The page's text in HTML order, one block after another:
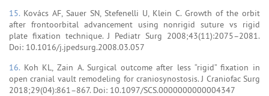
15. Kovács AF, Sauer SN, Stefenelli U, Klein C. Growth of the orbit
after frontoorbital advancement using nonrigid suture vs rigid
plate fixation technique. J Pediatr Surg 2008;43(11):2075–2081.
Doi: 10.1016/j.jpedsurg.2008.03.057
16. Koh KL, Zain A. Surgical outcome after less “rigid” fixation in
open cranial vault remodeling for craniosynostosis. J Craniofac Surg
2018;29(04):861–867. Doi: 10.1097/SCS.0000000000004347